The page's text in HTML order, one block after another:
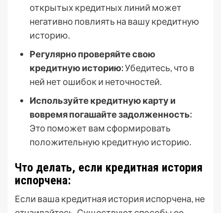
открытых кредитных линий может
негативно повлиять на вашу кредитную
историю.
Регулярно проверяйте свою
кредитную историю:Убедитесь, что в
ней нет ошибок и неточностей.
Используйте кредитную карту и
вовремя погашайте задолженность:
Это поможет вам сформировать
положительную кредитную историю.
Что делать, если кредитная история
испорчена:
Если ваша кредитная история испорчена, не